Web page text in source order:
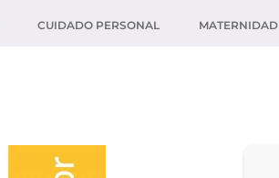
CUIDADO PERSONAL MATERNIDAD